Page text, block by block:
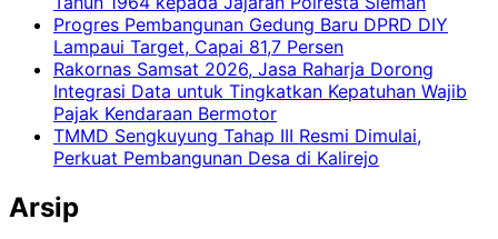
Progres Pembangunan Gedung Baru DPRD DIY
Lampaui Target, Capai 81,7 Persen
Rakornas Samsat 2026, Jasa Raharja Dorong
Integrasi Data untuk Tingkatkan Kepatuhan Wajib
Pajak Kendaraan Bermotor
TMMD Sengkuyung Tahap III Resmi Dimulai,
Perkuat Pembangunan Desa di Kalirejo
Arsip